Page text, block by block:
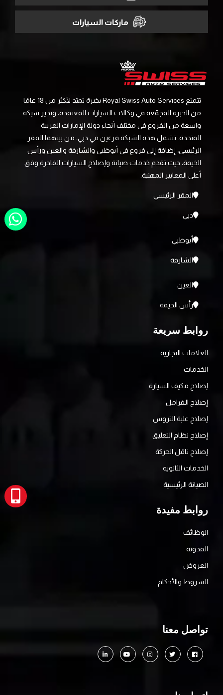
ماركات السيارات
تتمتع Royal Swiss Auto Services بخبرة تمتد لأكثر من 18 عامًا
من الخبرة المجمّعة في وكالات السيارات المعتمدة، وتدير شبكة
واسعة من الفروع في مختلف أنحاء دولة الإمارات العربية
المتحدة. تشمل هذه الشبكة فرعين في دبي، من بينهما المقر
الرئيسي، إضافة إلى فروع في أبوظبي والشارقة والعين ورأس
الخيمة، حيث تقدم خدمات صيانة وإصلاح السيارات الفاخرة وفق
أعلى المعايير المهنية.
المقر الرئيسي
دبي
أبوظبي
الشارقة
العين
رأس الخيمة
روابط سريعة
العلامات التجارية
الخدمات
إصلاح مكيف السيارة
إصلاح الفرامل
إصلاح علبة التروس
إصلاح نظام التعليق
إصلاح ناقل الحركة
الخدمات الثانويه
الصيانة الرئيسية
روابط مفيدة
الوظائف
المدونة
العروض
الشروط والأحكام
تواصل معنا